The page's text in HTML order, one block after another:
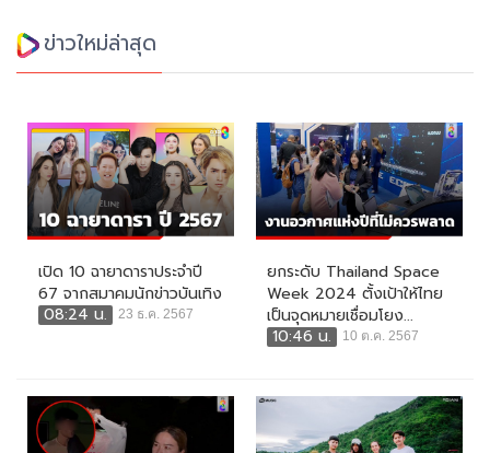
ข่าวใหม่ล่าสุด
เปิด 10 ฉายาดาราประจำปี
67 จากสมาคมนักข่าวบันเทิง
08:24 น.
23 ธ.ค. 2567
ยกระดับ Thailand Space
Week 2024 ตั้งเป้าให้ไทย
เป็นจุดหมายเชื่อมโยง...
10:46 น.
10 ต.ค. 2567